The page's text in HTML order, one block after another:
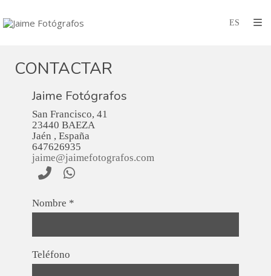
CONTACTAR
Jaime Fotógrafos
San Francisco, 41
23440 BAEZA
Jaén , España
647626935
jaime@jaimefotografos.com
Nombre *
Teléfono